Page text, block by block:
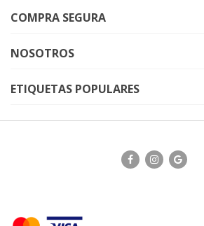
COMPRA SEGURA
NOSOTROS
ETIQUETAS POPULARES